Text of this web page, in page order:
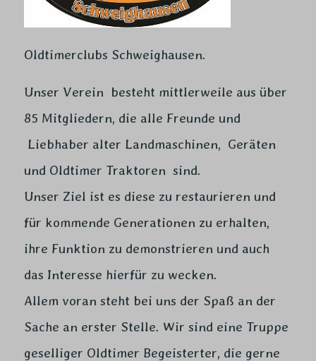
Oldtimerclubs Schweighausen.
Unser Verein besteht mittlerweile aus über
85 Mitgliedern, die alle Freunde und
Liebhaber alter Landmaschinen, Geräten
und Oldtimer Traktoren sind.
Unser Ziel ist es diese zu restaurieren und
für kommende Generationen zu erhalten,
ihre Funktion zu demonstrieren und auch
das Interesse hierfür zu wecken.
Allem voran steht bei uns der Spaß an der
Sache an erster Stelle. Wir sind eine Truppe
geselliger Oldtimer Begeisterter, die gerne